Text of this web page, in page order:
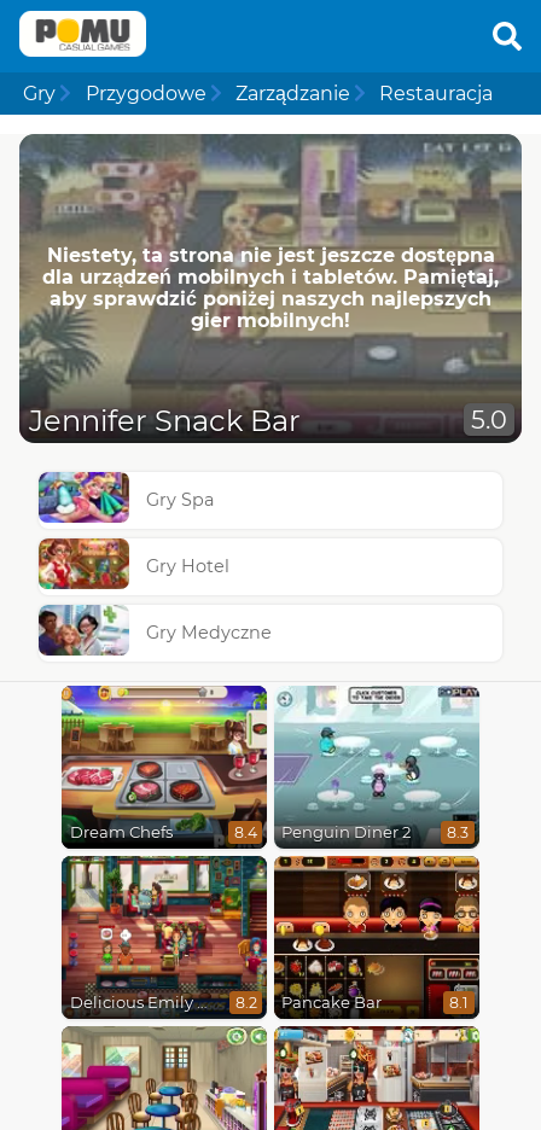
Gry Przygodowe Zarządzanie Restauracja
Niestety, ta strona nie jest jeszcze dostępna
dla urządzeń mobilnych i tabletów. Pamiętaj,
aby sprawdzić poniżej naszych najlepszych
gier mobilnych!
Jennifer Snack Bar 5.0
Gry Spa
Gry Hotel
Gry Medyczne
Dream Chefs 8.4 Penguin Diner 2 8.3
Delicious Emily New Beginning 8.2 Pancake Bar 8.1